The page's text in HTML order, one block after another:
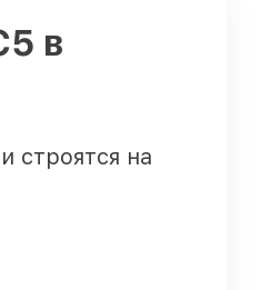
в
строятся на